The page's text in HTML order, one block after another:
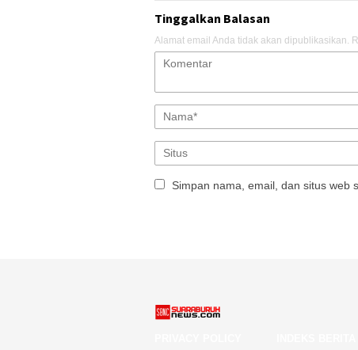
Tinggalkan Balasan
Alamat email Anda tidak akan dipublikasikan.
Simpan nama, email, dan situs web